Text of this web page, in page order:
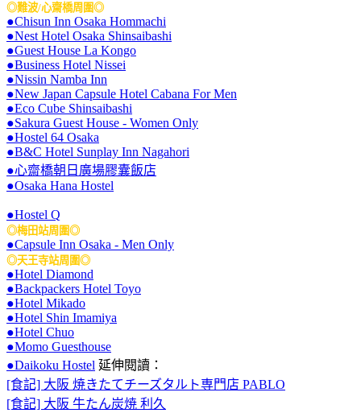
◎難波/心齋橋周圍◎
●Chisun Inn Osaka Hommachi
●Nest Hotel Osaka Shinsaibashi
●Guest House La Kongo
●Business Hotel Nissei
●Nissin Namba Inn
●New Japan Capsule Hotel Cabana For Men
●Eco Cube Shinsaibashi
●Sakura Guest House - Women Only
●Hostel 64 Osaka
●B&C Hotel Sunplay Inn Nagahori
●心齋橋朝日廣場膠囊飯店
●Osaka Hana Hostel
●Hostel Q
◎梅田站周圍◎
●Capsule Inn Osaka - Men Only
◎天王寺站周圍◎
●Hotel Diamond
●Backpackers Hotel Toyo
●Hotel Mikado
●Hotel Shin Imamiya
●Hotel Chuo
●Momo Guesthouse
●Daikoku Hostel 延伸閱讀：
[食記] 大阪 焼きたてチーズタルト専門店 PABLO
[食記] 大阪 牛たん炭焼 利久